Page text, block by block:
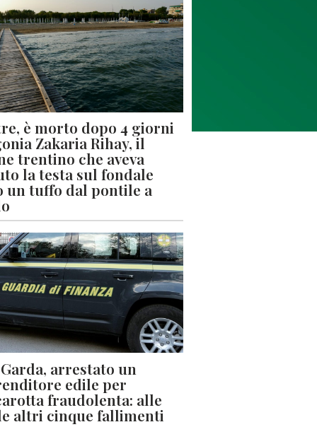
è morto dopo 4 giorni
Zakaria Rihay, il
trentino che aveva
la testa sul fondale
un tuffo dal pontile a
arrestato un
edile per
fraudolenta: alle
altri cinque fallimenti